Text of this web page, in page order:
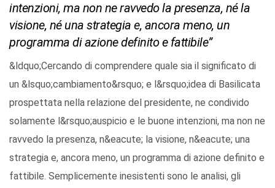
intenzioni, ma non ne ravvedo la presenza, né la
visione, né una strategia e, ancora meno, un
programma di azione definito e fattibile”
&ldquo;Cercando di comprendere quale sia il significato di
un &lsquo;cambiamento&rsquo; e l&rsquo;idea di Basilicata
prospettata nella relazione del presidente, ne condivido
solamente l&rsquo;auspicio e le buone intenzioni, ma non ne
ravvedo la presenza, n&eacute; la visione, n&eacute; una
strategia e, ancora meno, un programma di azione definito e
fattibile. Semplicemente inesistenti sono le analisi, gli